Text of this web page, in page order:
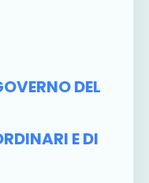
DEL
E DI